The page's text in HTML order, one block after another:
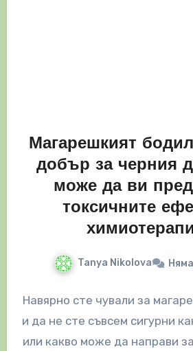
Магарешкият
добър за черния
може да ви
токсичните
Tanya Nikolova
Навярно сте чували за
и да не сте съвсем сигурни
или какво може да направи